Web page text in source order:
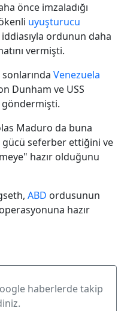
önce imzaladığı
uyuşturucu
ordunun daha
vermişti.
Venezuela
Dunham ve USS
göndermişti.
Maduro da buna
gücü seferber ettiğini ve
hazır olduğunu
ABD ordusunun
hazır
haberlerde takip